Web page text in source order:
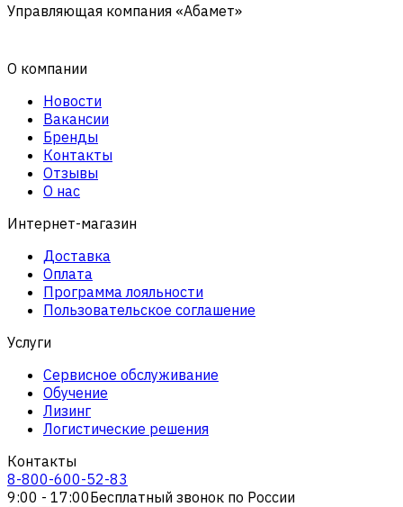
Управляющая компания «Абамет»
О компании
Новости
Вакансии
Бренды
Контакты
Отзывы
О нас
Интернет-магазин
Доставка
Оплата
Программа лояльности
Пользовательское соглашение
Услуги
Сервисное обслуживание
Обучение
Лизинг
Логистические решения
Контакты
8-800-600-52-83
9:00 - 17:00Бесплатный звонок по России